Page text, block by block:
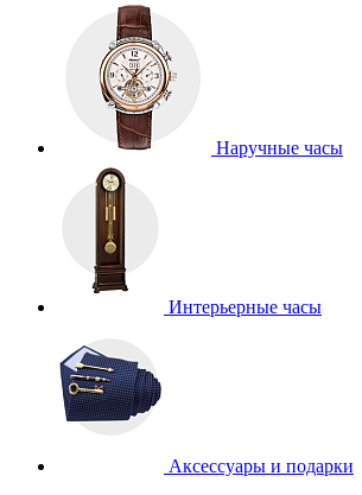
Наручные часы
Интерьерные часы
Аксессуары и подарки